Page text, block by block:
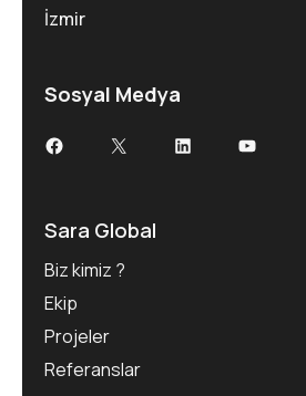
İzmir
Sosyal Medya
Facebook
X LinkedInYouTube
Sara Global
Biz kimiz ?
Ekip
Projeler
Referanslar